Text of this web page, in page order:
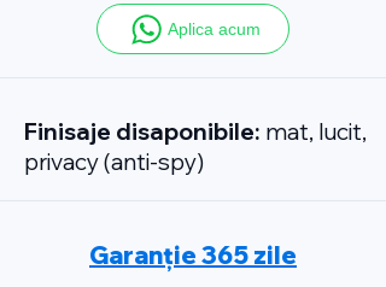
Aplica acum
Finisaje disaponibile: mat, lucit,
privacy (anti-spy)
Garanție 365 zile